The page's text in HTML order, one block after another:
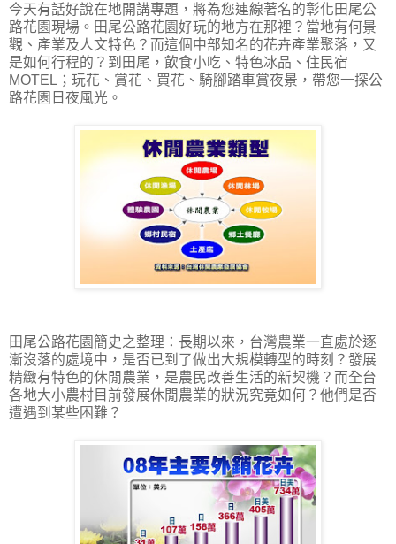
今天有話好說在地開講專題，將為您連線著名的彰化田尾公
路花園現場。田尾公路花園好玩的地方在那裡？當地有何景
觀、產業及人文特色？而這個中部知名的花卉產業聚落，又
是如何行程的？到田尾，飲食小吃、特色冰品、住民宿
MOTEL；玩花、賞花、買花、騎腳踏車賞夜景，帶您一探公
路花園日夜風光。
田尾公路花園簡史之整理：長期以來，台灣農業一直處於逐
漸沒落的處境中，是否已到了做出大規模轉型的時刻？發展
精緻有特色的休閒農業，是農民改善生活的新契機？而全台
各地大小農村目前發展休閒農業的狀況究竟如何？他們是否
遭遇到某些困難？